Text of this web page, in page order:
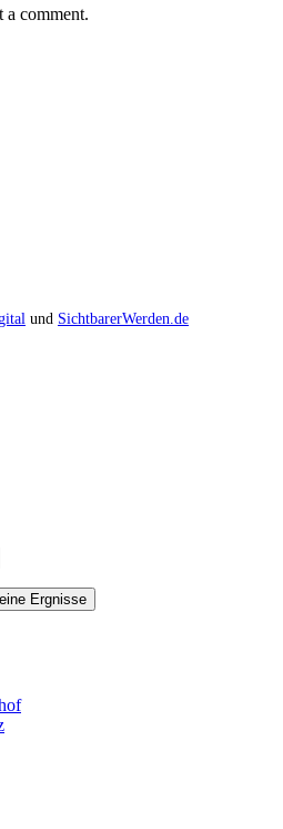
a comment.
und SichtbarerWerden.de
Ergnisse